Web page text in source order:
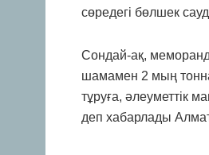
сөредегі бөлшек
Сондай-ақ,
шамамен 2 мың
тұруға, әлеуметтік
деп хабарлады